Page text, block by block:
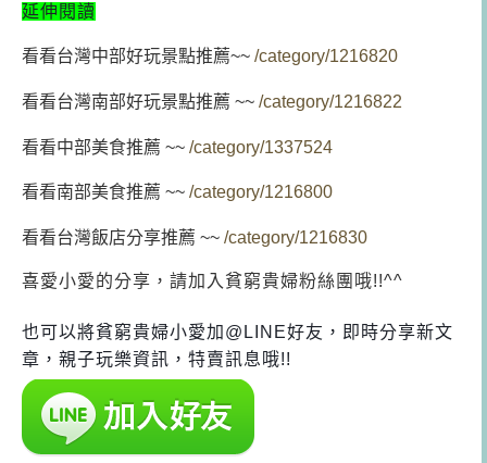
延伸閱讀
看看台灣中部好玩景點推薦~~ /category/1216820
看看台灣南部好玩景點推薦 ~~ /category/1216822
看看中部美食推薦 ~~ /category/1337524
看看南部美食推薦 ~~ /category/1216800
看看台灣飯店分享推薦 ~~ /category/1216830
喜愛小愛的分享，請加入貧窮貴婦粉絲團哦!!^^
也可以將貧窮貴婦小愛加@LINE好友，即時分享新文
章，親子玩樂資訊，特賣訊息哦!!